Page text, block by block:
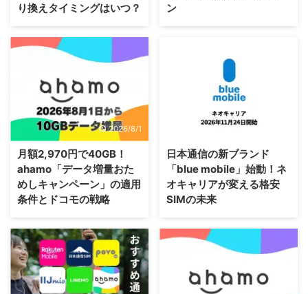
り換えタイミングはいつ？
ン
2026/8/1
月額2,970円で40GB！
ahamo「データ増量おた
めしキャンペーン」の適用
条件とドコモの戦略
2026/7/30
日本通信の新ブランド
「blue mobile」始動！ネ
オキャリアが変える格安
SIMの未来